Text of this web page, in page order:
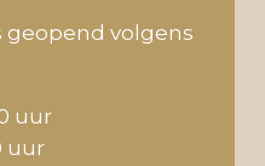
geopend volgens
uur
uur